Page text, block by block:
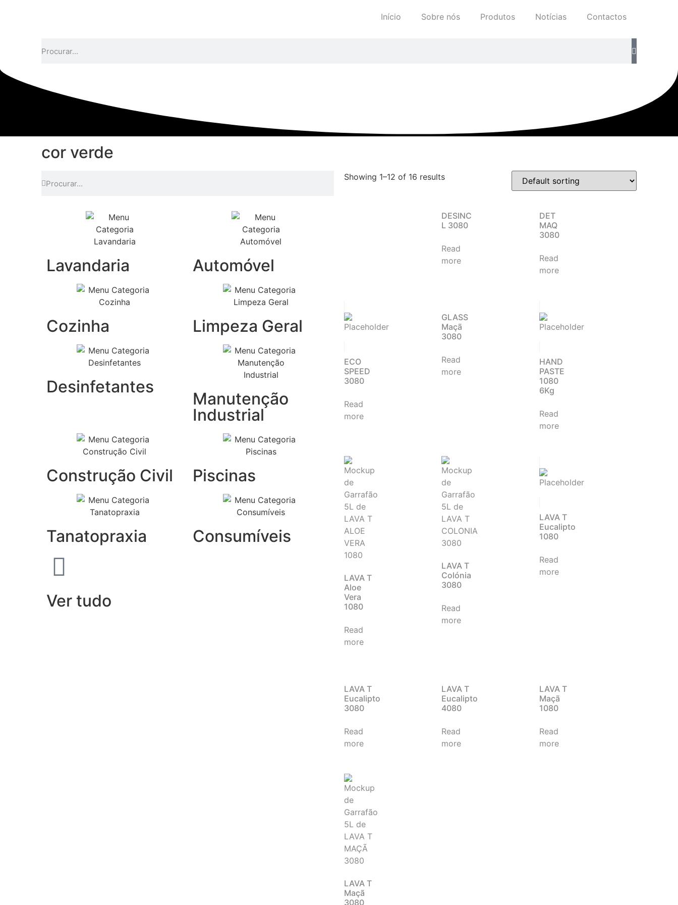
Início Sobre nós Produtos Notícias Contactos
cor verde
Lavandaria Automóvel
Cozinha Limpeza Geral
Desinfetantes
Manutenção
Industrial
Construção Civil Piscinas
Tanatopraxia Consumíveis
Ver tudo
Showing 1–12 of 16 results
DESINC
L 3080
Read
more
DET
MAQ
3080
Read
more
ECO
SPEED
3080
Read
more
GLASS
Maçã
3080
Read
more
HAND
PASTE
1080
6Kg
Read
more
LAVA T
Aloe
Vera
1080
Read
more
LAVA T
Colónia
3080
Read
more
LAVA T
Eucalipto
1080
Read
more
LAVA T
Eucalipto
3080
Read
more
LAVA T
Eucalipto
4080
Read
more
LAVA T
Maçã
1080
Read
more
LAVA T
Maçã
3080